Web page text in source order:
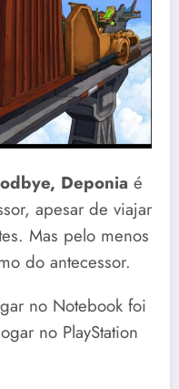
Deponia é
apesar de viajar
Mas pelo menos
do antecessor.
no Notebook foi
no PlayStation